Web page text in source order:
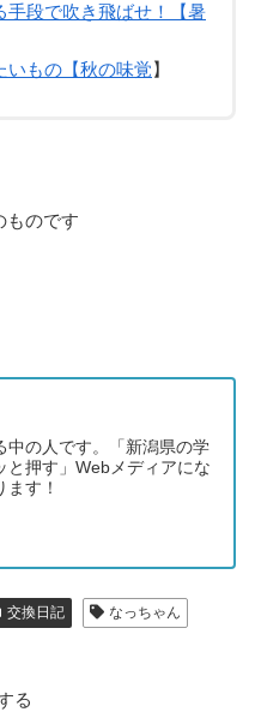
手段で吹き飛ばせ！【暑
いもの【秋の味覚】
ものです
中の人です。「新潟県の学
と押す」Webメディアにな
す！
交換日記
なっちゃん
る